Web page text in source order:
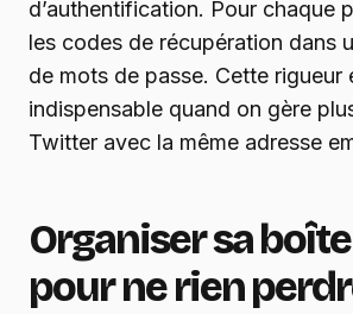
d’authentification. Pour chaque
les codes de récupération dans
de mots de passe. Cette rigueur
indispensable quand on gère
Twitter avec la même adresse
Organiser sa
pour ne rien